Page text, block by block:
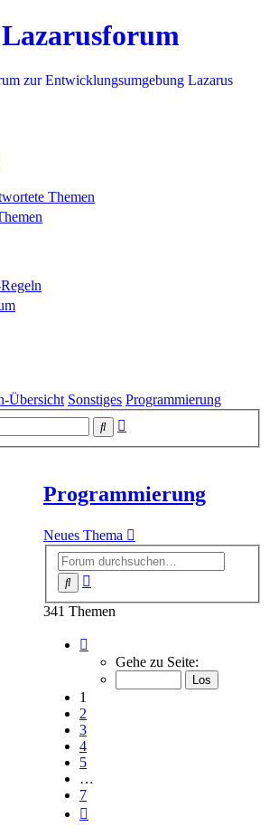
Lazarusforum
zur Entwicklungsumgebung Lazarus
Themen
Übersicht Sonstiges Programmierung
Suche
Programmierung
Neues Thema
Suche
341 Themen
von
Gehe zu Seite:
1
2
3
4
5
…
7